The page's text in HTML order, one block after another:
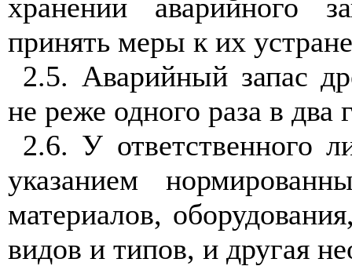
хранении аварийного
принять меры к их ус
2.5. Аварийный запас
не реже одного раза в два
2.6. У ответственного
указанием нормиров
материалов,
видов и типов, и другая